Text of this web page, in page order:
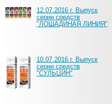
12.07.2016 г. Выпуск
серии средств
"ЛОШАДИНАЯ ЛИНИЯ"
10.07.2016 г. Выпуск
серии средств
"СУЛЬЦИН"